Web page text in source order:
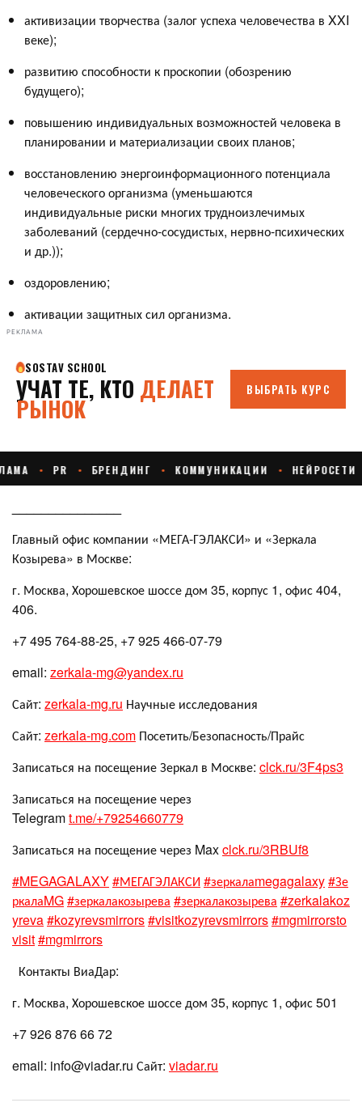
активизации творчества (залог успеха человечества в XXI
веке);
развитию способности к проскопии (обозрению
будущего);
повышению индивидуальных возможностей человека в
планировании и материализации своих планов;
восстановлению энергоинформационного потенциала
человеческого организма (уменьшаются
индивидуальные риски многих трудноизлечимых
заболеваний (сердечно-сосудистых, нервно-психических
и др.));
оздоровлению;
активации защитных сил организма.
РЕКЛАМА
Главный офис компании «МЕГА-ГЭЛАКСИ» и «Зеркала
Козырева» в Москве:
г. Москва, Хорошевское шоссе дом 35, корпус 1, офис 404,
406.
+7 495 764-88-25, +7 925 466-07-79
email: zerkala-mg@yandex.ru
Сайт: zerkala-mg.ru Научные исследования
Сайт: zerkala-mg.com Посетить/Безопасность/Прайс
Записаться на посещение Зеркал в Москве: clck.ru/3F4ps3
Записаться на посещение через
Telegramt.me/+79254660779
Записаться на посещение через Maxclck.ru/3RBUf8
#MEGAGALAXY#МЕГАГЭЛАКСИ#зеркалаmegagalaxy#Зе
ркалаMG#зеркалакозырева #зеркалакозырева #zerkalakoz
yreva#kozyrevsmirrors#visitkozyrevsmirrors#mgmirrorsto
visit#mgmirrors
Контакты ВиаДар:
г. Москва, Хорошевское шоссе дом 35, корпус 1, офис 501
+7 926 876 66 72
email: info@viadar.ru Сайт: viadar.ru